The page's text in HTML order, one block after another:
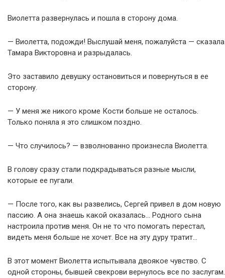
Виолетта развернулась и пошла в сторону дома.
— Виолетта, подожди! Выслушай меня, пожалуйста — сказала
Тамара Викторовна и разрыдалась.
Это заставило девушку остановиться и повернуться в ее
сторону.
— У меня же никого кроме Кости больше не осталось.
Только поняла я это слишком поздно.
— Что случилось? — взволнованно произнесла Виолетта.
В голову сразу стали подкрадываться разные мысли,
которые ее пугали.
— После того, как вы развелись, Сергей привел в дом новую
пассию. А она знаешь какой оказалась… Родного сына
настроила против меня. Он не то что помогать перестал,
видеть меня больше не хочет. Все на эту дуру тратит…
В этот момент Виолетта испытывала двоякое чувство. С
одной стороны, бывшей свекрови вернулось все по заслугам.